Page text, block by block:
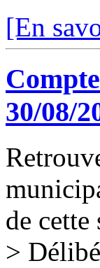
[En
30/08/
de
>